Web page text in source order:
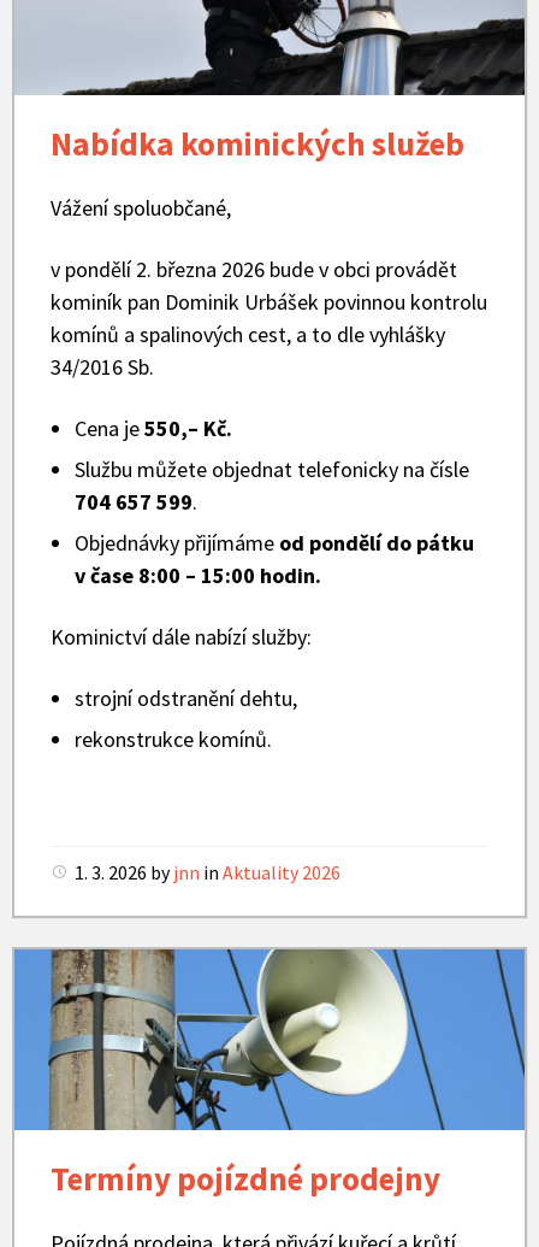
Nabídka kominických služeb
Vážení spoluobčané,
v pondělí 2. března 2026 bude v obci provádět
kominík pan Dominik Urbášek povinnou kontrolu
komínů a spalinových cest, a to dle vyhlášky
34/2016 Sb.
Cena je550,– Kč.
Službu můžete objednat telefonicky na čísle
704 657 599.
Objednávky přijímáme od pondělí do pátku
v čase 8:00 – 15:00 hodin.
Kominictví dále nabízí služby:
strojní odstranění dehtu,
rekonstrukce komínů.
1. 3. 2026 by jnn in Aktuality 2026
Obecní
rozhlas
Termíny pojízdné prodejny